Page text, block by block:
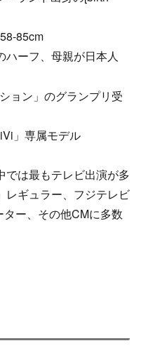
85cm
ハーフ、母親が日本人
ョン」のグランプリ受
」専属モデル
では最もテレビ出演が多
レギュラー、フジテレビ
ター、その他CMに多数